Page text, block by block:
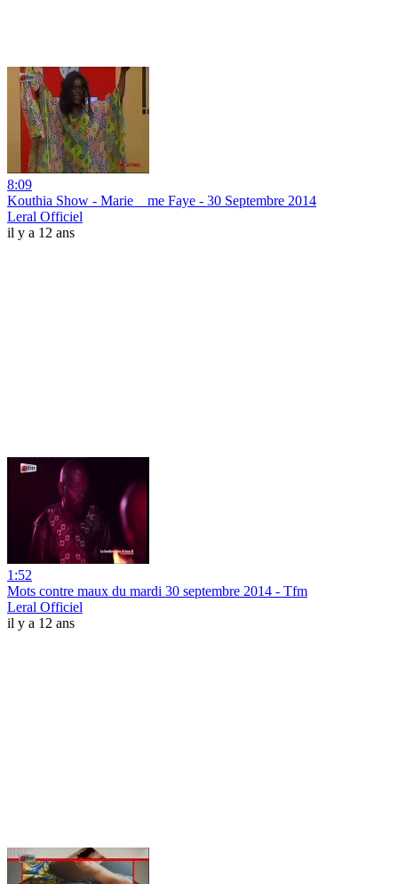
8:09
Kouthia Show - Marie__me Faye - 30 Septembre 2014
Leral Officiel
il y a 12 ans
1:52
Mots contre maux du mardi 30 septembre 2014 - Tfm
Leral Officiel
il y a 12 ans